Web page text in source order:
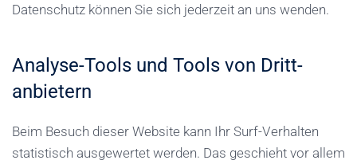
Datenschutz können Sie sich jederzeit an uns wenden.
Analyse-Tools und Tools von Dritt­
anbietern
Beim Besuch dieser Website kann Ihr Surf-Verhalten
statistisch ausgewertet werden. Das geschieht vor allem